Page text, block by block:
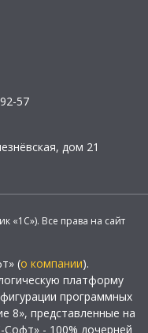
57
дом 21
«1С»). Все права на сайт
(о компании).
платформу
программных
8», представленные на
- 100% дочерней